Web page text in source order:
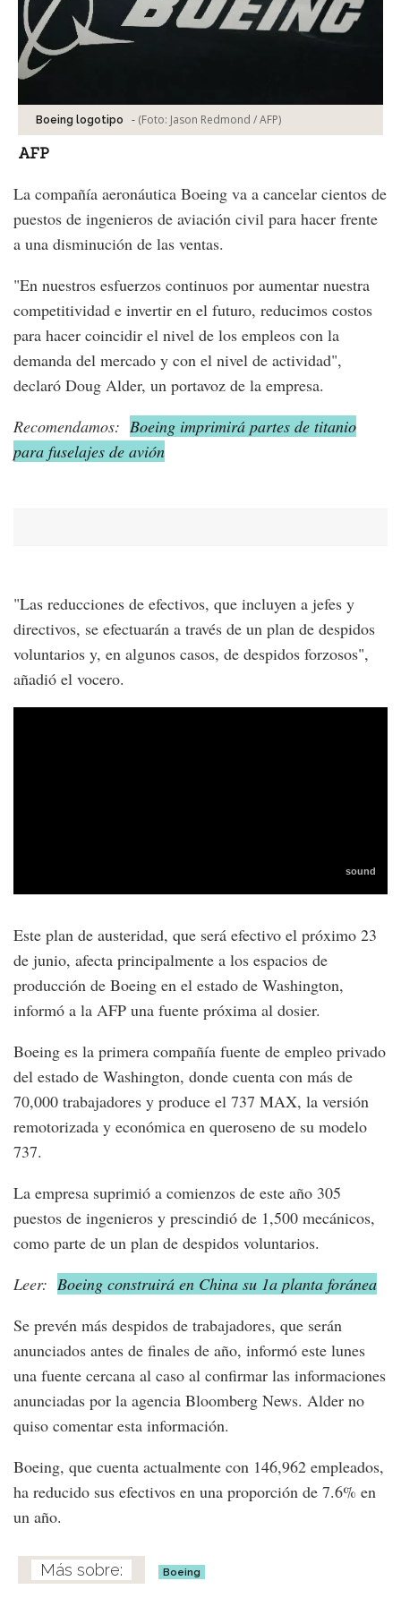
Boeing logotipo - (Foto: Jason Redmond / AFP)
AFP
La compañía aeronáutica Boeing va a cancelar cientos de
puestos de ingenieros de aviación civil para hacer frente
a una disminución de las ventas.
"En nuestros esfuerzos continuos por aumentar nuestra
competitividad e invertir en el futuro, reducimos costos
para hacer coincidir el nivel de los empleos con la
demanda del mercado y con el nivel de actividad",
declaró Doug Alder, un portavoz de la empresa.
Recomendamos: Boeing imprimirá partes de titanio
para fuselajes de avión
"Las reducciones de efectivos, que incluyen a jefes y
directivos, se efectuarán a través de un plan de despidos
voluntarios y, en algunos casos, de despidos forzosos",
añadió el vocero.
Este plan de austeridad, que será efectivo el próximo 23
de junio, afecta principalmente a los espacios de
producción de Boeing en el estado de Washington,
informó a la AFP una fuente próxima al dosier.
Boeing es la primera compañía fuente de empleo privado
del estado de Washington, donde cuenta con más de
70,000 trabajadores y produce el 737 MAX, la versión
remotorizada y económica en queroseno de su modelo
737.
La empresa suprimió a comienzos de este año 305
puestos de ingenieros y prescindió de 1,500 mecánicos,
como parte de un plan de despidos voluntarios.
Leer: Boeing construirá en China su 1a planta foránea
Se prevén más despidos de trabajadores, que serán
anunciados antes de finales de año, informó este lunes
una fuente cercana al caso al confirmar las informaciones
anunciadas por la agencia Bloomberg News. Alder no
quiso comentar esta información.
Boeing, que cuenta actualmente con 146,962 empleados,
ha reducido sus efectivos en una proporción de 7.6% en
un año.
Boeing